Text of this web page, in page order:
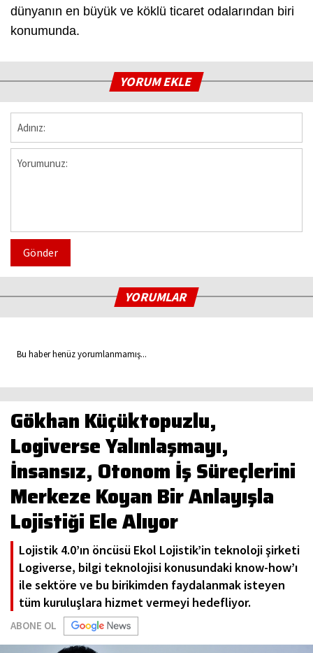
dünyanın en büyük ve köklü ticaret odalarından biri
konumunda.
YORUM EKLE
Gönder
YORUMLAR
Bu haber henüz yorumlanmamış...
Gökhan Küçüktopuzlu,
Logiverse Yalınlaşmayı,
İnsansız, Otonom İş Süreçlerini
Merkeze Koyan Bir Anlayışla
Lojistiği Ele Alıyor
Lojistik 4.0’ın öncüsü Ekol Lojistik’in teknoloji şirketi
Logiverse, bilgi teknolojisi konusundaki know-how’ı
ile sektöre ve bu birikimden faydalanmak isteyen
tüm kuruluşlara hizmet vermeyi hedefliyor.
ABONE OL